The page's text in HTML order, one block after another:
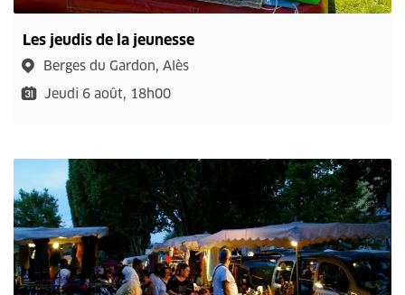
Les jeudis de la jeunesse
Berges du Gardon, Alès
Jeudi 6 août, 18h00